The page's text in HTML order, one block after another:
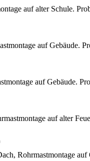
auf alter Schule.
auf Gebäude.
auf Gebäude.
auf alter
Rohrmastmontage